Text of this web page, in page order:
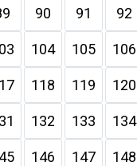
90 91 92
104 105 106
118 119 120
132 133 134
146 147 148